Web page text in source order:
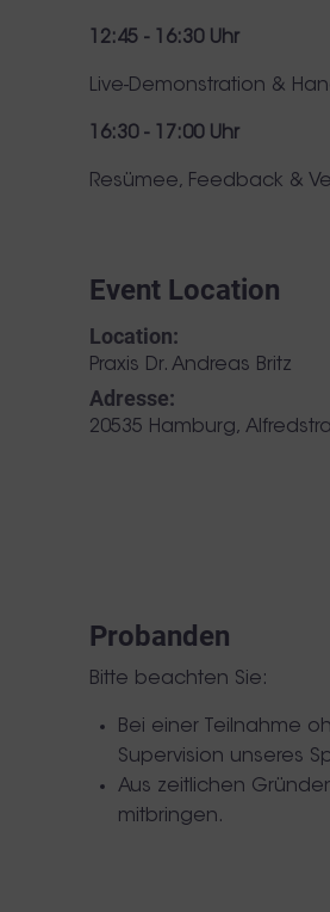
12:45 - 16:30 Uhr
Live-Demonstration &
16:30 - 17:00 Uhr
Resümee, Feedback &
Event Location
Location:
Praxis Dr. Andreas Britz
Adresse:
20535 Hamburg,
Probanden
Bitte beachten Sie:
Bei einer Teilnahme
Supervision unseres
Aus zeitlichen
mitbringen.